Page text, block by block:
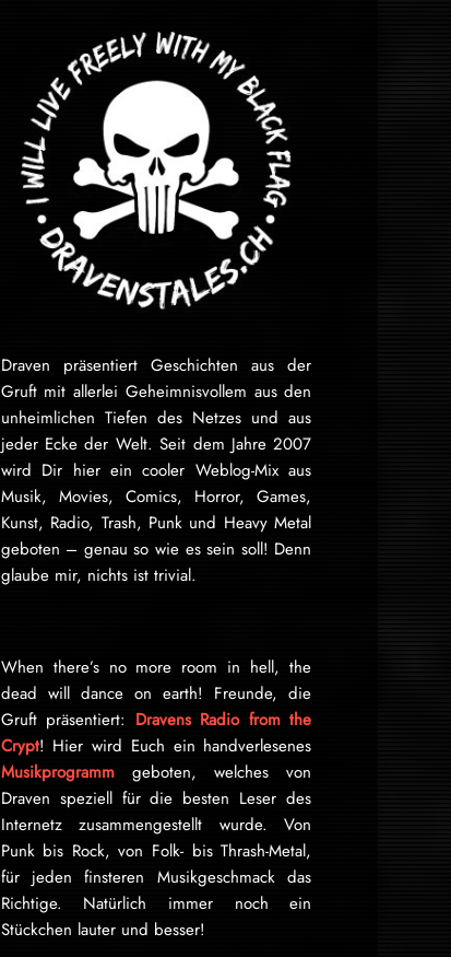
Draven präsentiert Geschichten aus der
Gruft mit allerlei Geheimnisvollem aus den
unheimlichen Tiefen des Netzes und aus
jeder Ecke der Welt. Seit dem Jahre 2007
wird Dir hier ein cooler Weblog-Mix aus
Musik, Movies, Comics, Horror, Games,
Kunst, Radio, Trash, Punk und Heavy Metal
geboten – genau so wie es sein soll! Denn
glaube mir, nichts ist trivial.
When there’s no more room in hell, the
dead will dance on earth! Freunde, die
Gruft präsentiert: Dravens Radio from the
Crypt! Hier wird Euch ein handverlesenes
Musikprogrammgeboten, welches von
Draven speziell für die besten Leser des
Internetz zu­sammen­ge­stellt wurde. Von
Punk bis Rock, von Folk- bis Thrash-Metal,
für je­den finsteren Mu­sik­ge­schmack das
Rich­tige. Natürlich immer noch ein
Stückchen lauter und besser!